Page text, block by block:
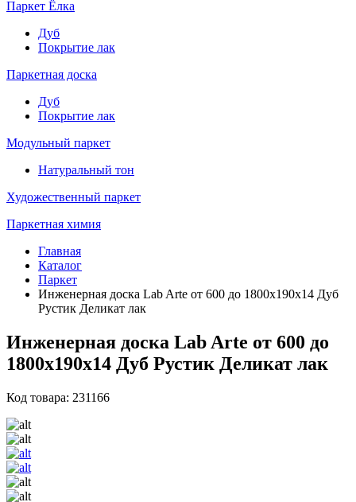
Паркет Ёлка
Дуб
Покрытие лак
Паркетная доска
Дуб
Покрытие лак
Модульный паркет
Натуральный тон
Художественный паркет
Паркетная химия
Главная
Каталог
Паркет
Инженерная доска Lab Arte от 600 до 1800х190х14 Дуб
Рустик Деликат лак
Инженерная доска Lab Arte от 600 до
1800х190х14 Дуб Рустик Деликат лак
Код товара: 231166